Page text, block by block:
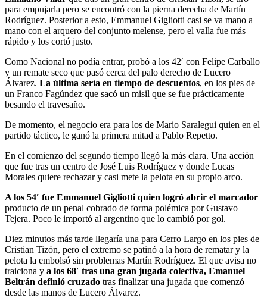
para empujarla pero se encontró con la pierna derecha de Martín
Rodríguez. Posterior a esto, Emmanuel Gigliotti casi se va mano a
mano con el arquero del conjunto melense, pero el valla fue más
rápido y los cortó justo.
Como Nacional no podía entrar, probó a los 42′ con Felipe Carballo
y un remate seco que pasó cerca del palo derecho de Lucero
Álvarez. La última sería en tiempo de descuentos, en los pies de
un Franco Fagúndez que sacó un misil que se fue prácticamente
besando el travesaño.
De momento, el negocio era para los de Mario Saralegui quien en el
partido táctico, le ganó la primera mitad a Pablo Repetto.
En el comienzo del segundo tiempo llegó la más clara. Una acción
que fue tras un centro de José Luis Rodríguez y donde Lucas
Morales quiere rechazar y casi mete la pelota en su propio arco.
A los 54′ fue Emmanuel Gigliotti quien logró abrir el marcador
producto de un penal cobrado de forma polémica por Gustavo
Tejera. Poco le importó al argentino que lo cambió por gol.
Diez minutos más tarde llegaría una para Cerro Largo en los pies de
Cristian Tizón, pero el extremo se patinó a la hora de rematar y la
pelota la embolsó sin problemas Martín Rodríguez. El que avisa no
traiciona y a los 68′ tras una gran jugada colectiva, Emanuel
Beltrán definió cruzado tras finalizar una jugada que comenzó
desde las manos de Lucero Álvarez.